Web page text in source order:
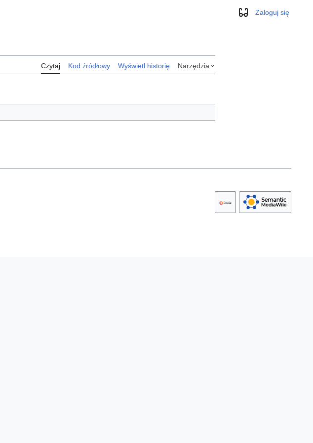
WyglądZaloguj się
Czytaj Kod źródłowy Wyświetl historię Narzędzia